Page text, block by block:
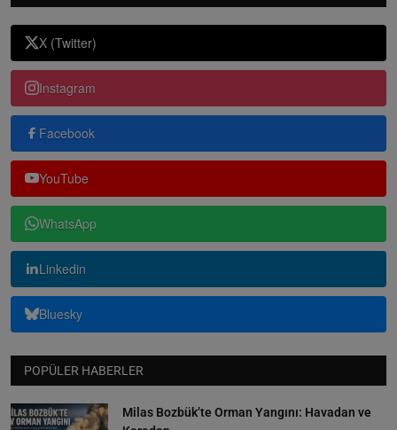
X (Twitter)
Instagram
Facebook
YouTube
WhatsApp
Linkedin
Bluesky
POPÜLER HABERLER
Milas Bozbük’te Orman Yangını: Havadan ve